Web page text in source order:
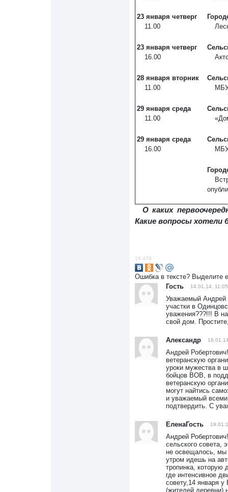
23 января четверг
11.00
23 января четверг
16.00
28 января вторник
11.00
29 января среда
11.00
29 января среда
16.00
О каких
Какие вопросы
16 479
Ошибка в тексте? Выделите
Гость
14.01.14,
Уважаемый Андрей
участки в
уважения???!!! В
свой дом.
Александр
Андрей
ветеранскую
уроки мужества в
бойцов ВОВ, в
ветеранскую
могут найтись
и уважаемый всеми
подтвердить. С
ЕленаГость
Андрей
сельского совета,
не освещалось, мы
утром идешь на
тропинка, которую
где интенсивное
совету,14 января
(жителей деревни)